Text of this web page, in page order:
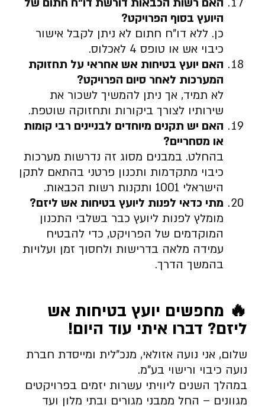
היועץ בסוף הפרויקט?
כן. ללא דו”ח חתום לא ניתן לקבל אישור
כיבוי אש או טופס 4 לאכלוס.
האם יועץ בטיחות אש אחראי על תחזוקת
המערכות לאחר סיום הפרויקט?
לא תמיד, אך ניתן להמשיך לשכור את
שירותיו לצורך ביקורות ותחזוקה שוטפת.
האם יש תקנים מיוחדים לבניינים רבי קומות
או מסחריים?
בהחלט. במבנים מסוג זה נדרשות מערכות
כיבוי מתקדמות ותכנון פרטני בהתאם לתקן
הישראלי 1001 ותקנות רשות הכבאות.
מתי כדאי לפנות ליועץ בטיחות אש ליזם?
מומלץ לפנות ליועץ כבר בשלבי התכנון
המוקדמים של הפרויקט, כדי להבטיח
עמידה מלאה בדרישות ולחסוך זמן ועלויות
בהמשך הדרך.
🔥 מחפשים יועץ בטיחות אש
ליזם? דברו איתי עוד היום!
שלום, אני נועה אזולאי, מנכ”לית ומייסדת חברת
נועה כיבוי ורישוי בע”מ.
במהלך השנים ליוויתי עשרות יזמים בפרויקטים
מגוונים – החל ממבני מגורים ובתי מלון ועד